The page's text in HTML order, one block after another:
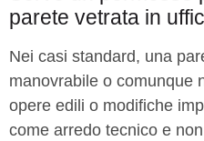
parete vetrata in
Nei casi standard, una
manovrabile o comunque
opere edili o modifiche
come arredo tecnico e